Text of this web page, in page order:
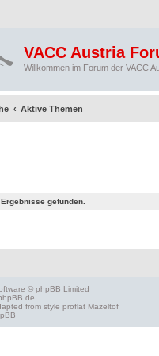
VACC Austria
Willkommen im Forum der VACC
Aktive Themen
gefunden.
© phpBB Limited
from style proflat Mazeltof